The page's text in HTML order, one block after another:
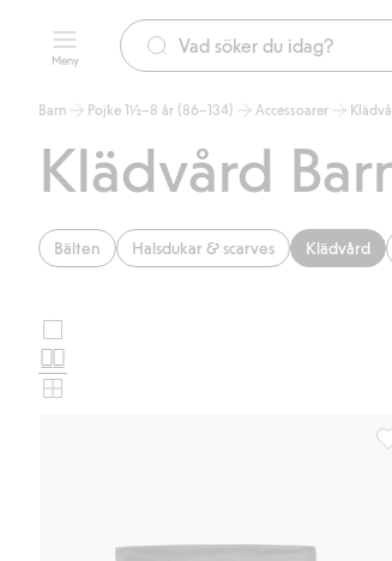
Meny
Barn Pojke 1½–8 år (86–134) Accessoarer
Klädvård
Bälten Halsdukar & scarves Klädvård
Välj
produktkortslayout